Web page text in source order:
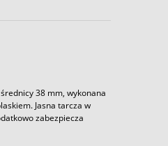
38 mm, wykonana
Jasna tarcza w
zabezpiecza